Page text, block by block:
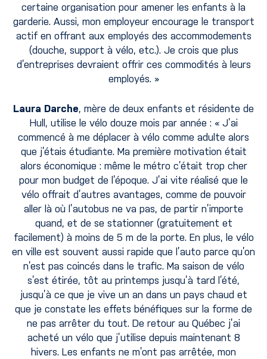
certaine organisation pour amener les enfants à la
garderie. Aussi, mon employeur encourage le transport
actif en offrant aux employés des accommodements
(douche, support à vélo, etc.). Je crois que plus
d’entreprises devraient offrir ces commodités à leurs
employés. »
Laura Darche, mère de deux enfants et résidente de
Hull, utilise le vélo douze mois par année : « J’ai
commencé à me déplacer à vélo comme adulte alors
que j’étais étudiante. Ma première motivation était
alors économique : même le métro c’était trop cher
pour mon budget de l’époque. J’ai vite réalisé que le
vélo offrait d’autres avantages, comme de pouvoir
aller là où l’autobus ne va pas, de partir n’importe
quand, et de se stationner (gratuitement et
facilement) à moins de 5 m de la porte. En plus, le vélo
en ville est souvent aussi rapide que l’auto parce qu’on
n’est pas coincés dans le trafic. Ma saison de vélo
s’est étirée, tôt au printemps jusqu’à tard l’été,
jusqu’à ce que je vive un an dans un pays chaud et
que je constate les effets bénéfiques sur la forme de
ne pas arrêter du tout. De retour au Québec j’ai
acheté un vélo que j’utilise depuis maintenant 8
hivers. Les enfants ne m’ont pas arrêtée, mon